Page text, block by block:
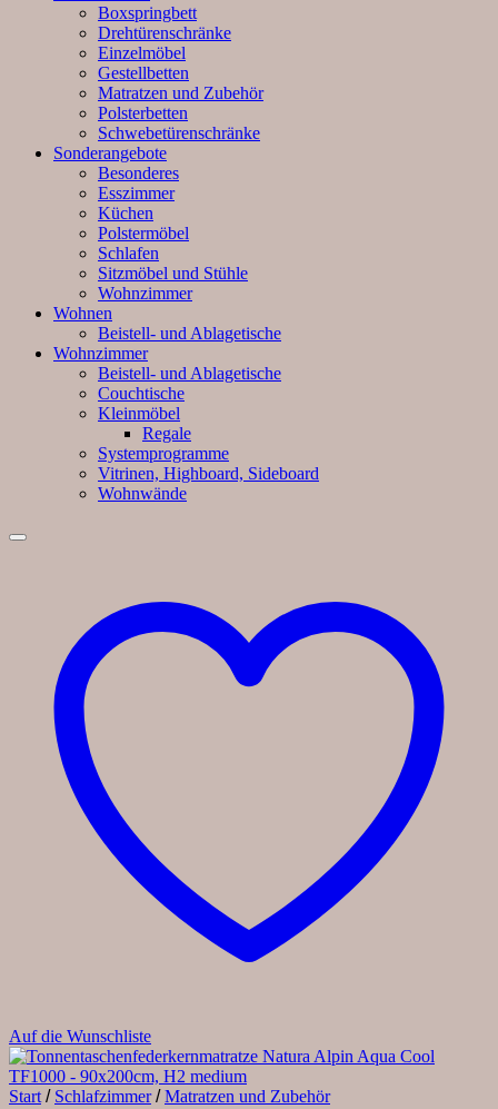
Boxspringbett
Drehtürenschränke
Einzelmöbel
Gestellbetten
Matratzen und Zubehör
Polsterbetten
Schwebetürenschränke
Sonderangebote
Besonderes
Esszimmer
Küchen
Polstermöbel
Schlafen
Sitzmöbel und Stühle
Wohnzimmer
Wohnen
Beistell- und Ablagetische
Wohnzimmer
Beistell- und Ablagetische
Couchtische
Kleinmöbel
Regale
Systemprogramme
Vitrinen, Highboard, Sideboard
Wohnwände
Auf die Wunschliste
Start / Schlafzimmer / Matratzen und Zubehör